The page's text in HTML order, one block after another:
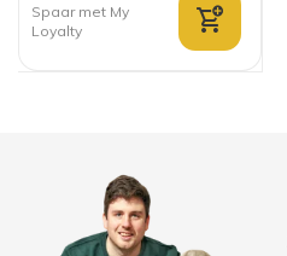
Spaar met My
Loyalty